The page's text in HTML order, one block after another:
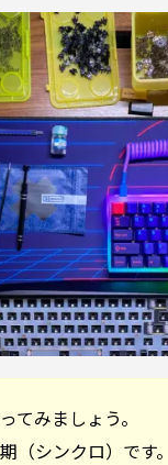
てみましょう。
（シンクロ）です。